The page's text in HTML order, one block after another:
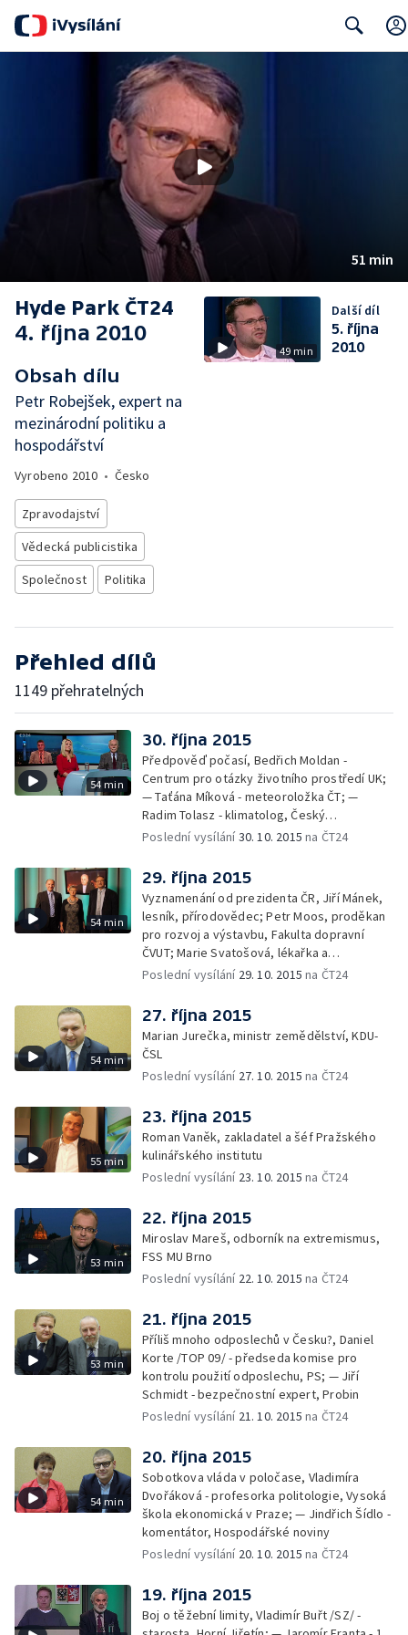
51 min
Hyde Park ČT24
4. října 2010
Obsah dílu
Petr Robejšek, expert na
mezinárodní politiku a
hospodářství
Vyrobeno 2010 • Česko
Zpravodajství
Vědecká publicistika
Společnost
Politika
49 min
Další díl
5. října
2010
Přehled dílů
1149 přehratelných
54 min
30. října 2015
Předpověď počasí, Bedřich Moldan -
Centrum pro otázky životního prostředí UK;
— Taťána Míková - meteoroložka ČT; —
Radim Tolasz - klimatolog, Český
hydrometeorologický ústav
Poslední vysílání30. 10. 2015 na ČT24
54 min
29. října 2015
Vyznamenání od prezidenta ČR, Jiří Mánek,
lesník, přírodovědec; Petr Moos, proděkan
pro rozvoj a výstavbu, Fakulta dopravní
ČVUT; Marie Svatošová, lékařka a
zakladatelka Českého hospicového hnutí;
Poslední vysílání 29. 10. 2015 na ČT24
54 min
27. října 2015
Marian Jurečka, ministr zemědělství, KDU-
ČSL
Poslední vysílání 27. 10. 2015 na ČT24
55 min
23. října 2015
Roman Vaněk, zakladatel a šéf Pražského
kulinářského institutu
Poslední vysílání 23. 10. 2015 na ČT24
53 min
22. října 2015
Miroslav Mareš, odborník na extremismus,
FSS MU Brno
Poslední vysílání 22. 10. 2015 na ČT24
53 min
21. října 2015
Příliš mnoho odposlechů v Česku?, Daniel
Korte /TOP 09/ - předseda komise pro
kontrolu použití odposlechu, PS; — Jiří
Schmidt - bezpečnostní expert, Probin
Poslední vysílání 21. 10. 2015 na ČT24
54 min
20. října 2015
Sobotkova vláda v poločase, Vladimíra
Dvořáková - profesorka politologie, Vysoká
škola ekonomická v Praze; — Jindřich Šídlo -
komentátor, Hospodářské noviny
Poslední vysílání 20. 10. 2015 na ČT24
19. října 2015
Boj o těžební limity, Vladimír Buřt /SZ/ -